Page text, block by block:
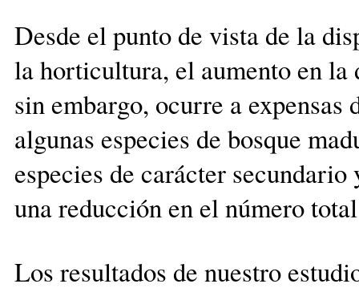
Desde el punto de vista de la
la horticultura, el aumento en
sin embargo, ocurre a
algunas especies de bosque
especies de carácter
una reducción en el número
Los resultados de nuestro